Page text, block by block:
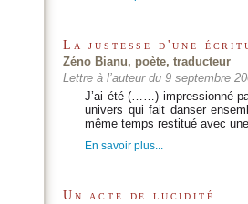
La justesse d'une
Zéno Bianu, poète, traducteur
Lettre à l’auteur du 9 septembre
J’ai été (……) impressionné
univers qui fait danser
même temps restitué avec
En savoir plus...
Un acte de lucidité